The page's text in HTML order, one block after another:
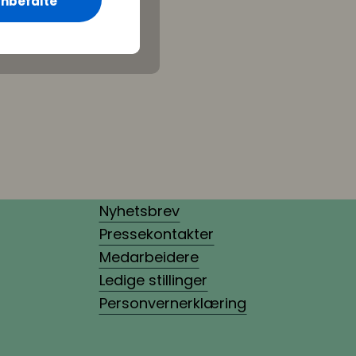
Nyhetsbrev
Pressekontakter
Medarbeidere
Ledige stillinger
Personvernerklæring